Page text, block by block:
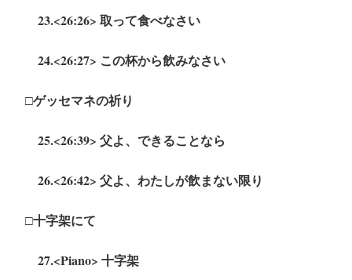
23.<26:26> 取って食べなさい
24.<26:27> この杯から飲みなさい
□ゲッセマネの祈り
25.<26:39> 父よ、できることなら
26.<26:42> 父よ、わたしが飲まない限り
□十字架にて
27.<Piano> 十字架